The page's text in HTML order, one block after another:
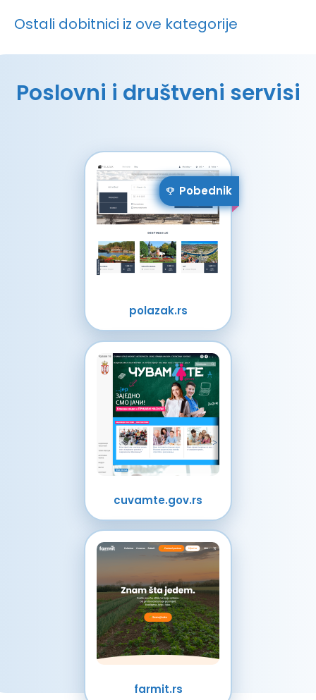
Ostali dobitnici iz ove kategorije
Poslovni i društveni servisi
Pobednik
polazak.rs
cuvamte.gov.rs
farmit.rs